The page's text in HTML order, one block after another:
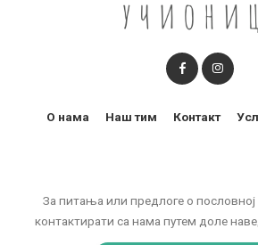
За питања или предлоге о
контактирати са нама путем доле
О нама Наш тим Контакт